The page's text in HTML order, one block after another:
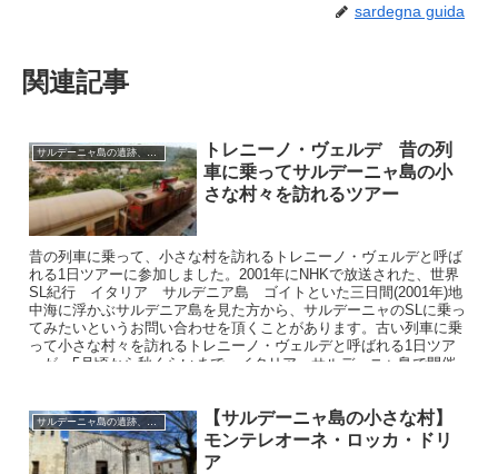
sardegna guida
関連記事
サルデーニャ島の遺跡、教会、祭り
トレニーノ・ヴェルデ 昔の列
車に乗ってサルデーニャ島の小
さな村々を訪れるツアー
昔の列車に乗って、小さな村を訪れるトレニーノ・ヴェルデと呼ば
れる1日ツアーに参加しました。2001年にNHKで放送された、世界
SL紀行 イタリア サルデニア島 ゴイトといた三日間(2001年)地
中海に浮かぶサルデニア島を見た方から、サルデーニャのSLに乗っ
てみたいというお問い合わせを頂くことがあります。古い列車に乗
って小さな村々を訪れるトレニーノ・ヴェルデと呼ばれる1日ツア
ーが、5月頃から秋くらいまで、イタリア・サルデーニャ島で開催
サルデーニャ島の遺跡、教会、祭り
【サルデーニャ島の小さな村】
モンテレオーネ・ロッカ・ドリ
ア